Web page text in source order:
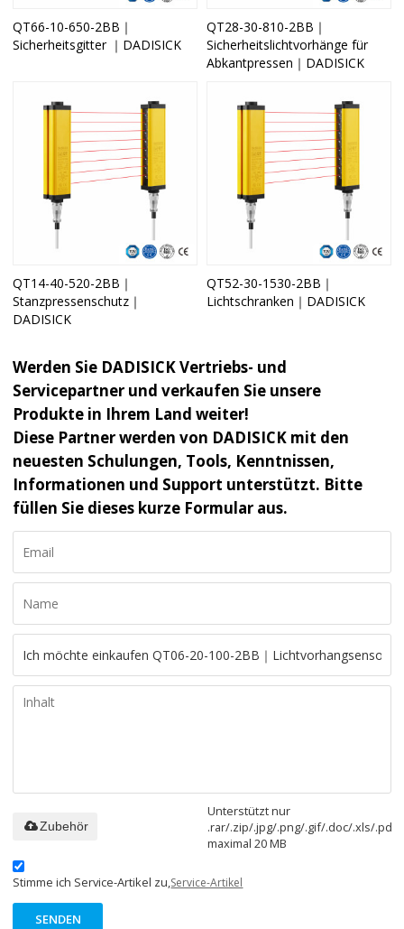
QT66-10-650-2BB｜
Sicherheitsgitter ｜DADISICK
QT28-30-810-2BB｜
Sicherheitslichtvorhänge für
Abkantpressen｜DADISICK
QT14-40-520-2BB｜
Stanzpressenschutz｜
DADISICK
QT52-30-1530-2BB｜
Lichtschranken｜DADISICK
Werden Sie DADISICK Vertriebs- und
Servicepartner und verkaufen Sie unsere
Produkte in Ihrem Land weiter!
Diese Partner werden von DADISICK mit den
neuesten Schulungen, Tools, Kenntnissen,
Informationen und Support unterstützt. Bitte
füllen Sie dieses kurze Formular aus.
Unterstützt nur
.rar/.zip/.jpg/.png/.gif/.doc/.xls/.pdf,
maximal 20 MB
Zubehör
Stimme ich Service-Artikel zu,Service-Artikel
SENDEN